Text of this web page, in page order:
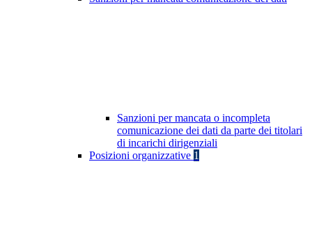
Sanzioni per mancata o incompleta
comunicazione dei dati da parte dei titolari
di incarichi dirigenziali
Posizioni organizzative 1